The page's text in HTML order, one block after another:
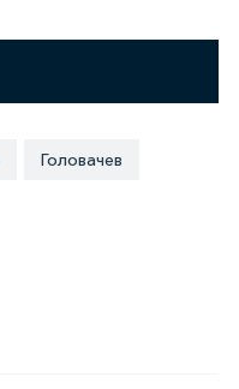
Головачев